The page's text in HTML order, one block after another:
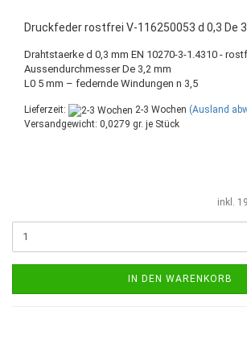
Druckfeder rostfrei V-116250053 d 0,3 De
Drahtstaerke d 0,3 mm EN 10270-3-1.4310 -
Aussendurchmesser De 3,2 mm
L0 5 mm – federnde Windungen n 3,5
Lieferzeit: 2-3 Wochen (Ausland
Versandgewicht: 0,0279 gr. je Stück
inkl.
IN DEN WARENKORB